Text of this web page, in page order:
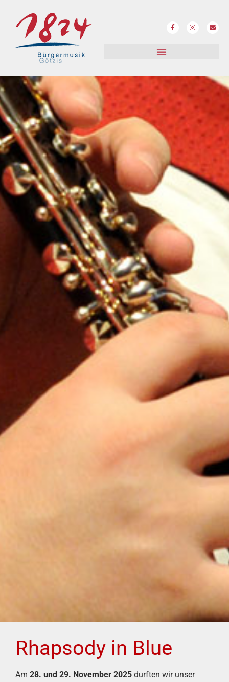
Rhapsody in Blue
Am 28. und 29. November 2025 durften wir unser